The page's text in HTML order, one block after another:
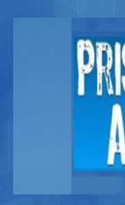
Buscador
Documentos